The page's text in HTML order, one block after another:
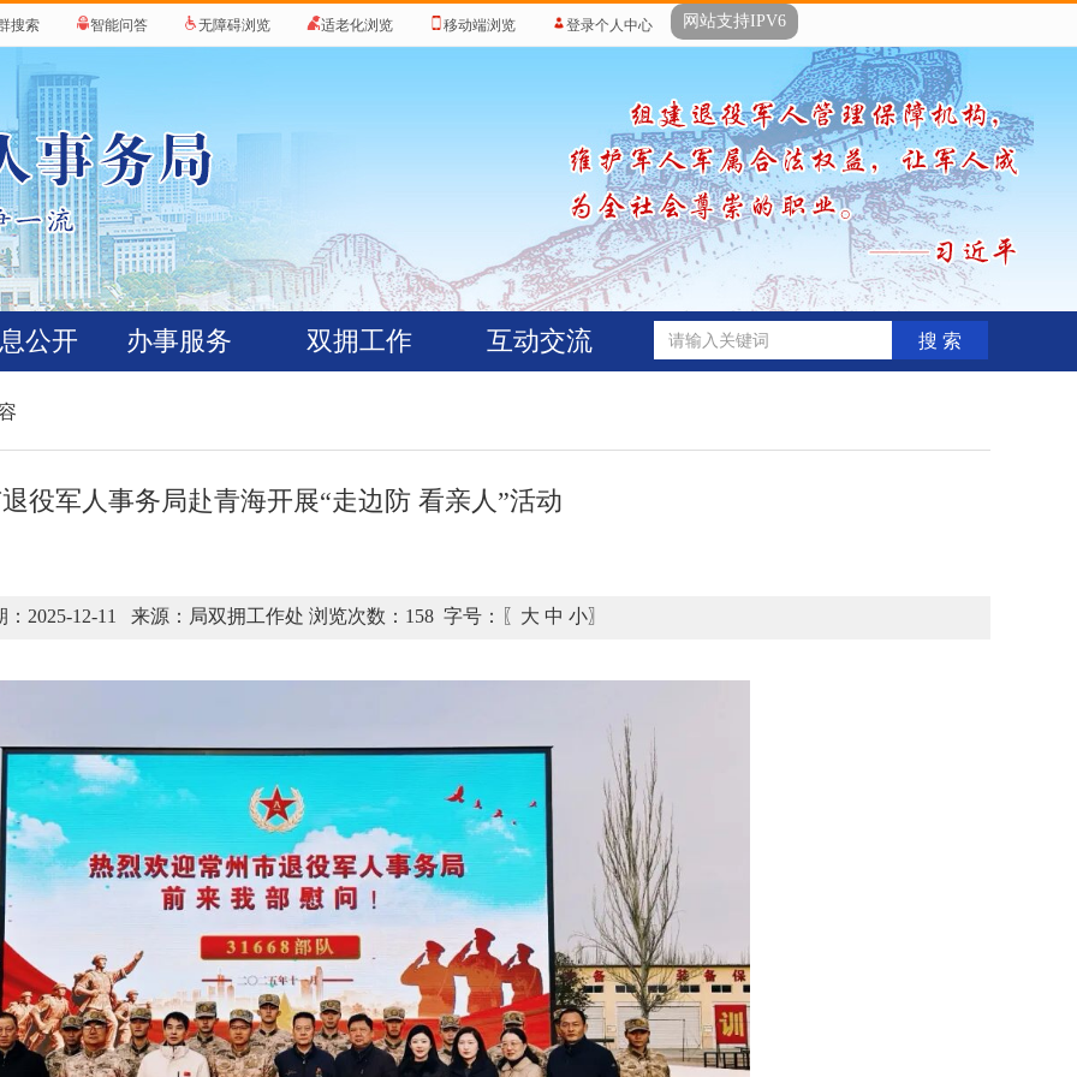
搜索 智能问答 无障碍浏览 适老化浏览 移动端浏览 登录个人中心 网站支持IPV6
公开 办事服务 双拥工作 互动交流 搜 索
役军人事务局赴青海开展“走边防 看亲人”活动
：2025-12-11 来源：局双拥工作处 浏览次数： 158 字号：〖 大 中 小〗